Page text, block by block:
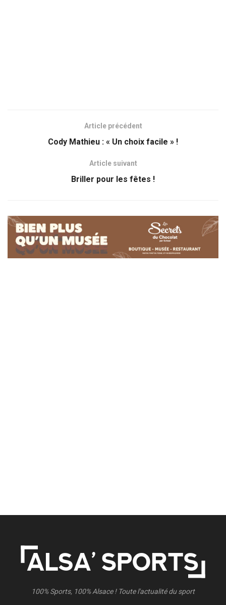
Article précédent
Cody Mathieu : « Un choix facile » !
Article suivant
Briller pour les fêtes !
100% Sports, 100% Alsace ! Toute l'actualité du sport